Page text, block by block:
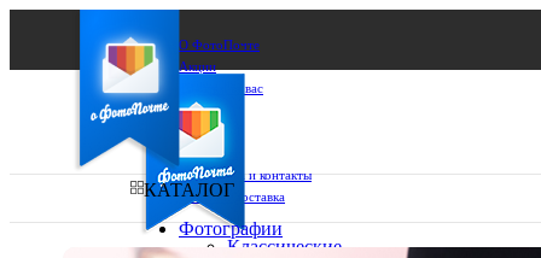
О ФотоПочте
Акции
Сделаем за вас
Бизнесу
FAQ
Франшиза
Поддержка и контакты
Оплата и доставка
КАТАЛОГ
Фотографии
Классические